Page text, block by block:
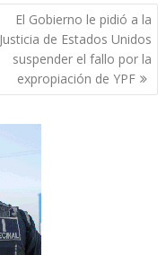
El Gobierno le pidió a la
Justicia de Estados Unidos
suspender el fallo por la
expropiación de YPF